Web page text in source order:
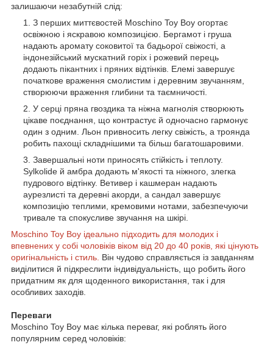
залишаючи незабутній слід:
З перших миттєвостей Moschino Toy Boy огортає
освіжною і яскравою композицією. Бергамот і груша
надають аромату соковитої та бадьорої свіжості, а
індонезійський мускатний горіх і рожевий перець
додають пікантних і пряних відтінків. Елемі завершує
початкове враження смолистим і деревним звучанням,
створюючи враження глибини та таємничості.
У серці пряна гвоздика та ніжна магнолія створюють
цікаве поєднання, що контрастує й одночасно гармонує
один з одним. Льон привносить легку свіжість, а троянда
робить пахощі складнішими та більш багатошаровими.
Завершальні ноти приносять стійкість і теплоту.
Sylkolide й амбра додають м'якості та ніжного, злегка
пудрового відтінку. Ветивер і кашмеран надають
аурезлисті та деревні акорди, а сандал завершує
композицію теплими, кремовими нотами, забезпечуючи
тривале та спокусливе звучання на шкірі.
Moschino Toy Boy ідеально підходить для молодих і
впевнених у собі чоловіків віком від 20 до 40 років, які цінують
оригінальність і стиль. Він чудово справляється із завданням
виділитися й підкреслити індивідуальність, що робить його
придатним як для щоденного використання, так і для
особливих заходів.
Переваги
Moschino Toy Boy має кілька переваг, які роблять його
популярним серед чоловіків: